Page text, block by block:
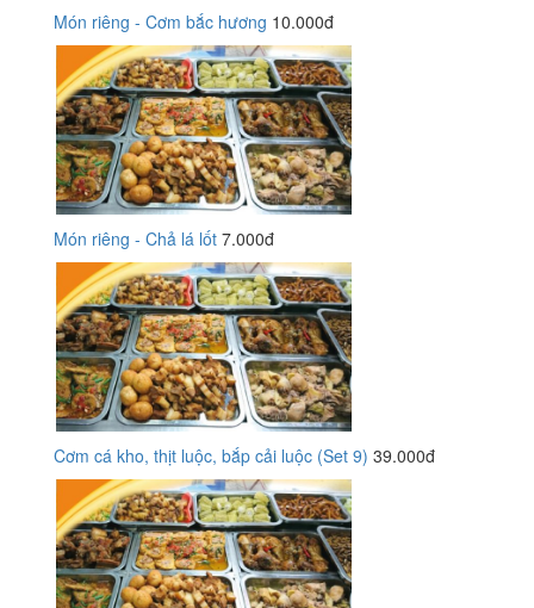
Món riêng - Cơm bắc hương 10.000đ
Món riêng - Chả lá lốt 7.000đ
Cơm cá kho, thịt luộc, bắp cải luộc (Set 9) 39.000đ